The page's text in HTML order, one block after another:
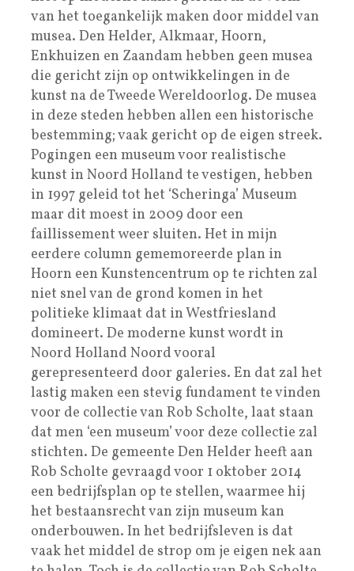
van het toegankelijk maken door middel van
musea. Den Helder, Alkmaar, Hoorn,
Enkhuizen en Zaandam hebben geen musea
die gericht zijn op ontwikkelingen in de
kunst na de Tweede Wereldoorlog. De musea
in deze steden hebben allen een historische
bestemming; vaak gericht op de eigen streek.
Pogingen een museum voor realistische
kunst in Noord Holland te vestigen, hebben
in 1997 geleid tot het ‘Scheringa’ Museum
maar dit moest in 2009 door een
faillissement weer sluiten. Het in mijn
eerdere column gememoreerde plan in
Hoorn een Kunstencentrum op te richten zal
niet snel van de grond komen in het
politieke klimaat dat in Westfriesland
domineert. De moderne kunst wordt in
Noord Holland Noord vooral
gerepresenteerd door galeries. En dat zal het
lastig maken een stevig fundament te vinden
voor de collectie van Rob Scholte, laat staan
dat men ‘een museum’ voor deze collectie zal
stichten. De gemeente Den Helder heeft aan
Rob Scholte gevraagd voor 1 oktober 2014
een bedrijfsplan op te stellen, waarmee hij
het bestaansrecht van zijn museum kan
onderbouwen. In het bedrijfsleven is dat
vaak het middel de strop om je eigen nek aan